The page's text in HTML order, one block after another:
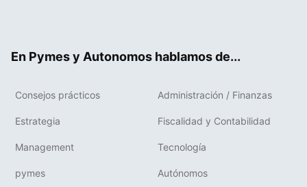
En Pymes y Autonomos hablamos de...
Consejos prácticos Administración / Finanzas
Estrategia Fiscalidad y Contabilidad
Management Tecnología
pymes Autónomos